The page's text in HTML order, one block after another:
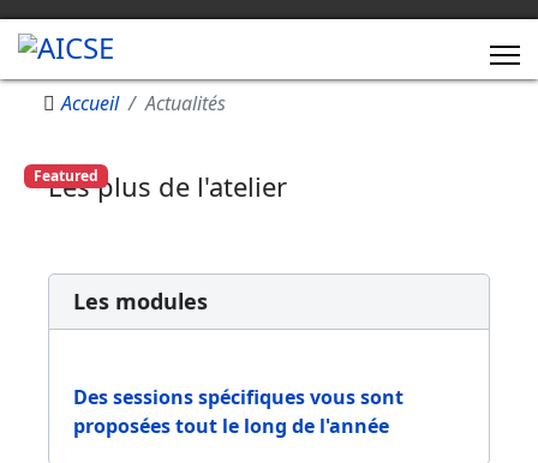
Accueil Actualités
Featured
Les plus de l'atelier
Les modules
Des sessions spécifiques vous sont
proposées tout le long de l'année